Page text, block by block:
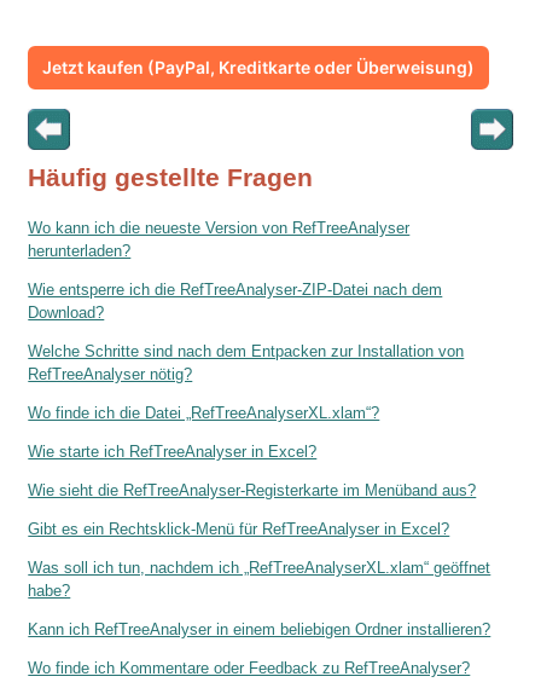
Jetzt kaufen (PayPal, Kreditkarte oder Überweisung)
Häufig gestellte Fragen
Wo kann ich die neueste Version von RefTreeAnalyser
herunterladen?
Wie entsperre ich die RefTreeAnalyser-ZIP-Datei nach dem
Download?
Welche Schritte sind nach dem Entpacken zur Installation von
RefTreeAnalyser nötig?
Wo finde ich die Datei „RefTreeAnalyserXL.xlam“?
Wie starte ich RefTreeAnalyser in Excel?
Wie sieht die RefTreeAnalyser-Registerkarte im Menüband aus?
Gibt es ein Rechtsklick-Menü für RefTreeAnalyser in Excel?
Was soll ich tun, nachdem ich „RefTreeAnalyserXL.xlam“ geöffnet
habe?
Kann ich RefTreeAnalyser in einem beliebigen Ordner installieren?
Wo finde ich Kommentare oder Feedback zu RefTreeAnalyser?